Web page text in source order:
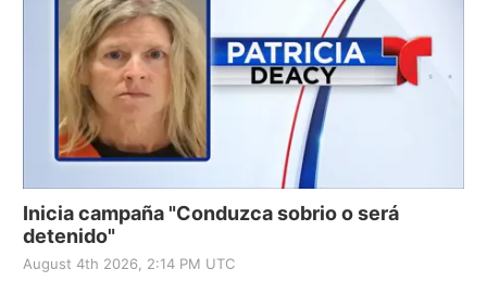
Inicia campaña "Conduzca sobrio o será
detenido"
August 4th 2026, 2:14 PM UTC